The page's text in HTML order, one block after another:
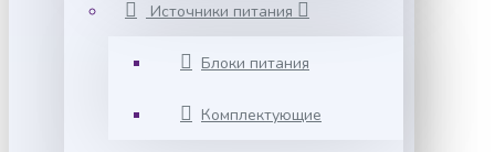
Источники питания
Блоки питания
Комплектующие